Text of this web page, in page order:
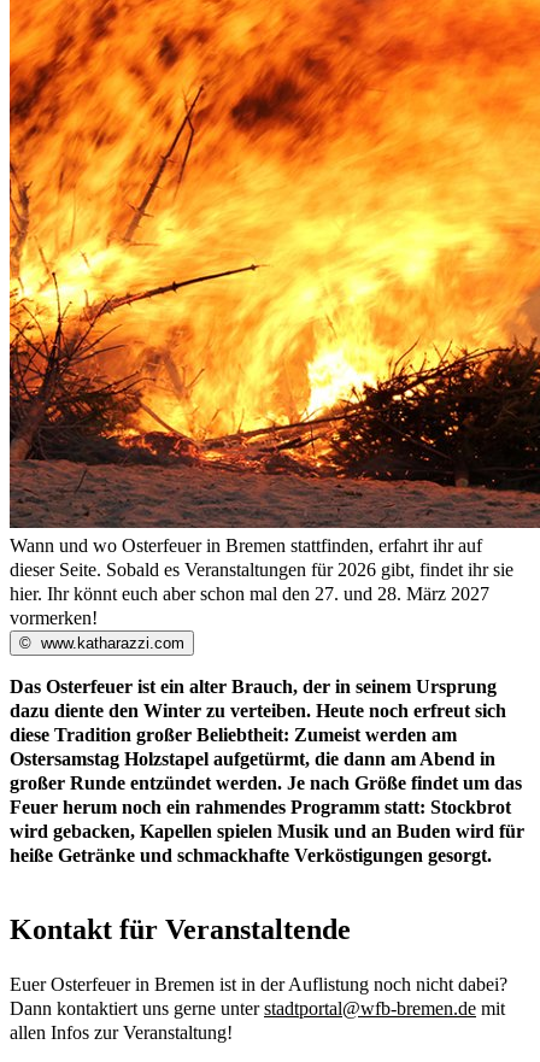
Wann und wo Osterfeuer in Bremen stattfinden, erfahrt ihr auf
dieser Seite. Sobald es Veranstaltungen für 2026 gibt, findet ihr sie
hier. Ihr könnt euch aber schon mal den 27. und 28. März 2027
vormerken!
© www.katharazzi.com
Das Osterfeuer ist ein alter Brauch, der in seinem Ursprung
dazu diente den Winter zu verteiben. Heute noch erfreut sich
diese Tradition großer Beliebtheit: Zumeist werden am
Ostersamstag Holzstapel aufgetürmt, die dann am Abend in
großer Runde entzündet werden. Je nach Größe findet um das
Feuer herum noch ein rahmendes Programm statt: Stockbrot
wird gebacken, Kapellen spielen Musik und an Buden wird für
heiße Getränke und schmackhafte Verköstigungen gesorgt.
Kontakt für Veranstaltende
Euer Osterfeuer in Bremen ist in der Auflistung noch nicht dabei?
Dann kontaktiert uns gerne unterstadtportal@wfb-bremen.de mit
allen Infos zur Veranstaltung!